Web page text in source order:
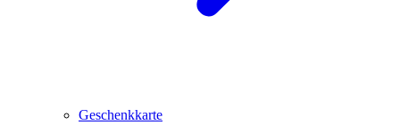
Geschenkkarte